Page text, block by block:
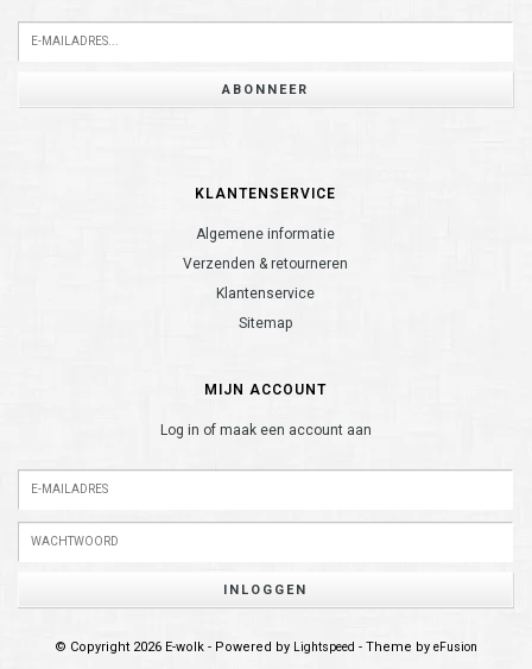
ABONNEER
KLANTENSERVICE
Algemene informatie
Verzenden & retourneren
Klantenservice
Sitemap
MIJN ACCOUNT
Log in of maak een account aan
INLOGGEN
© Copyright 2026 E-wolk - Powered by Lightspeed - Theme by eFusion